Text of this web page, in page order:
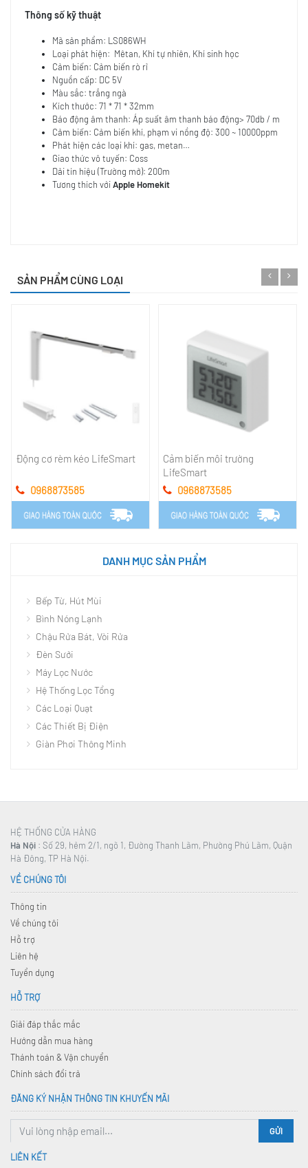
Thông số kỹ thuật
Mã sản phẩm: LS086WH
Loại phát hiện: Mêtan, Khí tự nhiên, Khí sinh học
Cảm biến: Cảm biến rò rỉ
Nguồn cấp: DC 5V
Màu sắc: trắng ngà
Kích thước: 71 * 71 * 32mm
Báo động âm thanh: Áp suất âm thanh báo động> 70db / m
Cảm biến: Cảm biến khí, phạm vi nồng độ: 300 ~ 10000ppm
Phát hiện các loại khí: gas, metan…
Giao thức vô tuyến: Coss
Dải tín hiệu (Trường mở): 200m
Tương thích vớiApple Homekit
SẢN PHẨM CÙNG LOẠI
Động cơ rèm kéo LifeSmart
0968873585
Cảm biến môi trường
LifeSmart
0968873585
DANH MỤC SẢN PHẨM
Bếp Từ, Hút Mùi
Bình Nóng Lạnh
Chậu Rửa Bát, Vòi Rửa
Đèn Sưởi
Máy Lọc Nước
Hệ Thống Lọc Tổng
Các Loại Quạt
Các Thiết Bị Điện
Giàn Phơi Thông Minh
HỆ THỐNG CỬA HÀNG
Hà Nội : Số 29, hẻm 2/1, ngõ 1, Đường Thanh Lãm, Phường Phú Lãm, Quận
Hà Đông, TP Hà Nội.
VỀ CHÚNG TÔI
Thông tin
Về chúng tôi
Hỗ trợ
Liên hệ
Tuyển dụng
HỖ TRỢ
Giải đáp thắc mắc
Hướng dẫn mua hàng
Thánh toán & Vận chuyển
Chính sách đổi trả
ĐĂNG KÝ NHẬN THÔNG TIN KHUYẾN MÃI
GỬI
LIÊN KẾT